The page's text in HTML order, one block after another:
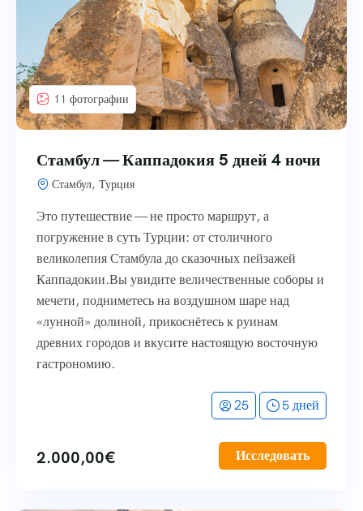
11 фотографии
Стамбул — Каппадокия 5 дней 4 ночи
Стамбул, Турция
Это путешествие — не просто маршрут, а
погружение в суть Турции: от столичного
великолепия Стамбула до сказочных пейзажей
Каппадокии.Вы увидите величественные соборы и
мечети, подниметесь на воздушном шаре над
«лунной» долиной, прикоснётесь к руинам
древних городов и вкусите настоящую восточную
гастрономию.
25 5 дней
2.000,00€ Исследовать